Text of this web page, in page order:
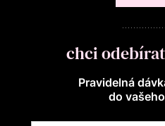
chci
Pravidelná
do